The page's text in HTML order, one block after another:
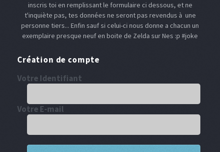
inscris toi en remplissant le formulaire ci dessous, et ne
t'inquiète pas, tes données ne seront pas revendus à une
personne tiers... Enfin sauf si celui-ci nous donne a chacun un
exemplaire presque neuf en boite de Zelda sur Nes :p #joke
Création de compte
Votre Identifiant
Votre E-mail